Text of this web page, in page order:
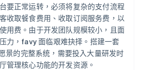
要正常运转，必须将复杂的支付流程
收取餐食费用、收取订阅服务费，以
用费。由于开发团队规模较小，且面
力，favy 面临艰难抉择。搭建一套
景的完整系统，需要投入大量研发时
管理核心功能的开发资源。